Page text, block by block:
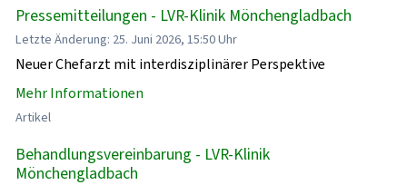
Pressemitteilungen - LVR-Klinik Mönchengladbach
Letzte Änderung: 25. Juni 2026, 15:50 Uhr
Neuer Chefarzt mit interdisziplinärer Perspektive
Mehr Informationen
Artikel
Behandlungsvereinbarung - LVR-Klinik
Mönchengladbach